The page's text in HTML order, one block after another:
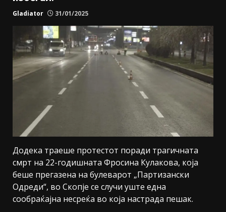
Gladiator 31/01/2025
Додека траеше протестот поради трагичната
смрт на 22-годишната Фросина Кулакова, која
беше прегазена на булеварот „Партизански
Одреди“, во Скопје се случи уште една
сообраќајна несреќа во која настрада пешак.